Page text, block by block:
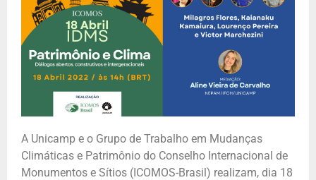
A Unicamp e o Grupo de Trabalho em Mudanças
Climáticas e Patrimônio do Conselho Internacional de
Monumentos e Sítios (ICOMOS-Brasil) realizam, dia 18